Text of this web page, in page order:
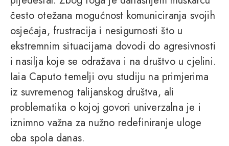
često otežana mogućnost komuniciranja svojih
osjećaja, frustracija i nesigurnosti što u
ekstremnim situacijama dovodi do agresivnosti
i nasilja koje se odražava i na društvo u cjelini.
Iaia Caputo temelji ovu studiju na primjerima
iz suvremenog talijanskog društva, ali
problematika o kojoj govori univerzalna je i
iznimno važna za nužno redefiniranje uloge
oba spola danas.